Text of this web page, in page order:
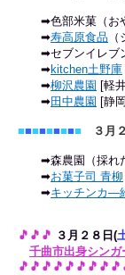
➡色部米菓（おや
➡寿高原食品
➡セブンイレブン
➡kitchen土野庫
➡柳沢農園 [軽
➡田中農園 [静
■■■■■■■■■ ３月
➡森農園
（採れ
➡お菓子司 青柳
➡キッチンカ―
🎵 🎵 🎵 ３月２８日(
千曲市出身シン
🎵 🎵 🎵 🎵 🎵 🎵 🎵 🎵 🎵